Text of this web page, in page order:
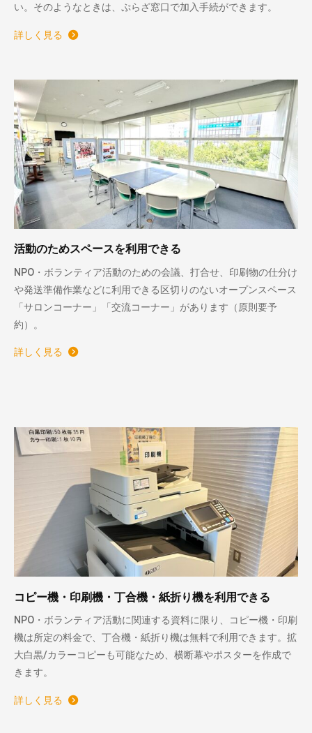
い。そのようなときは、ぷらざ窓口で加入手続ができます。
詳しく見る
活動のためスペースを利用できる
NPO・ボランティア活動のための会議、打合せ、印刷物の仕分け
や発送準備作業などに利用できる区切りのないオープンスペース
「サロンコーナー」「交流コーナー」があります（原則要予
約）。
詳しく見る
コピー機・印刷機・丁合機・紙折り機を利用できる
NPO・ボランティア活動に関連する資料に限り、コピー機・印刷
機は所定の料金で、丁合機・紙折り機は無料で利用できます。拡
大白黒/カラーコピーも可能なため、横断幕やポスターを作成で
きます。
詳しく見る